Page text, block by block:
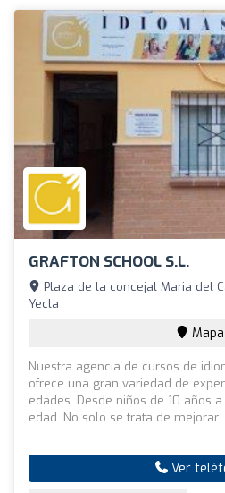
GRAFTON SCHOOL S.L.
Plaza de la concejal Maria del
Yecla
Mapa
Nuestra agencia de cursos de
ofrece una gran variedad de
edades. Desde niños de 10 años
edad. No solo se trata de mejorar
Ver